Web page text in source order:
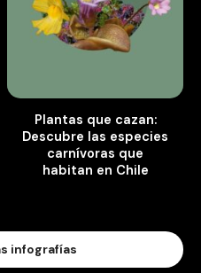
Plantas que cazan:
Descubre las especies
carnívoras que
habitan en Chile
infografías